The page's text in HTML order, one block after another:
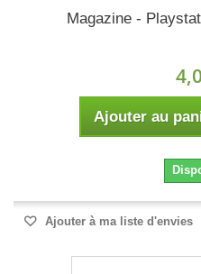
Magazine -
Ajouter au
Ajouter à ma liste d'envies